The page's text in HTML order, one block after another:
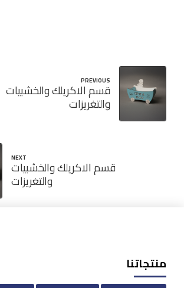
PREVIOUS
قسم الاكريلك والخشبيات
والتغريزات
NEXT
قسم الاكريلك والخشبيات
والتغريزات
منتجاتنا